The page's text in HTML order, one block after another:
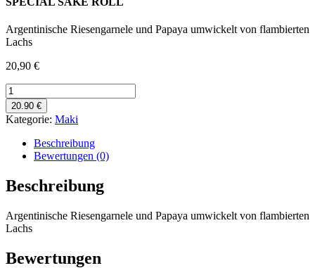
Argentinische Riesengarnele und Papaya umwickelt von flambierten
Lachs
20,90 €
SPECIAL
SAKE
ROLL
Menge
20.90 €
Kategorie: Maki
Beschreibung
Bewertungen (0)
Beschreibung
Argentinische Riesengarnele und Papaya umwickelt von flambierten
Lachs
Bewertungen